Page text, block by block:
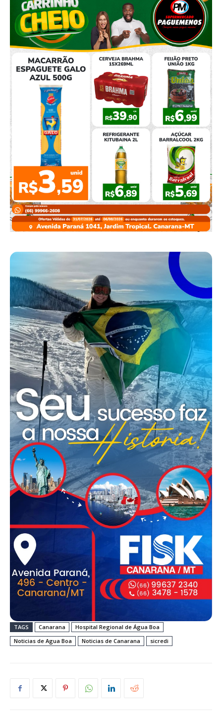
TAGS Canarana
Hospital Regional de Água Boa
Noticias de Agua Boa
Noticias de Canarana sicredi